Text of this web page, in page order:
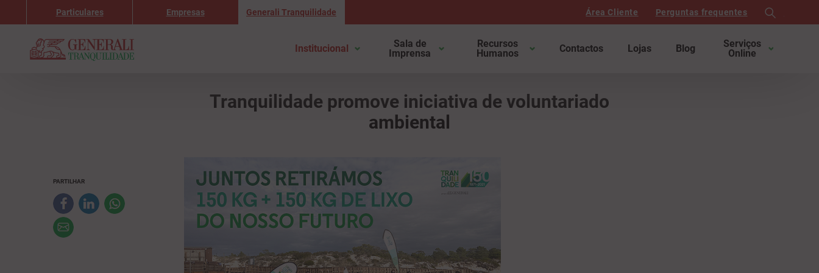
Particulares Empresas Generali Tranquilidade Área Cliente Perguntas frequentes
Institucional
Sala de
Imprensa
Recursos
Humanos
Contactos Lojas Blog
Serviços
Online
PARTILHAR
Tranquilidade promove iniciativa de voluntariado
ambiental